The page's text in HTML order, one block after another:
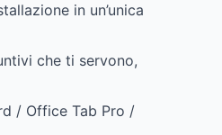
in un’unica
che ti servono,
/ Office Tab Pro /